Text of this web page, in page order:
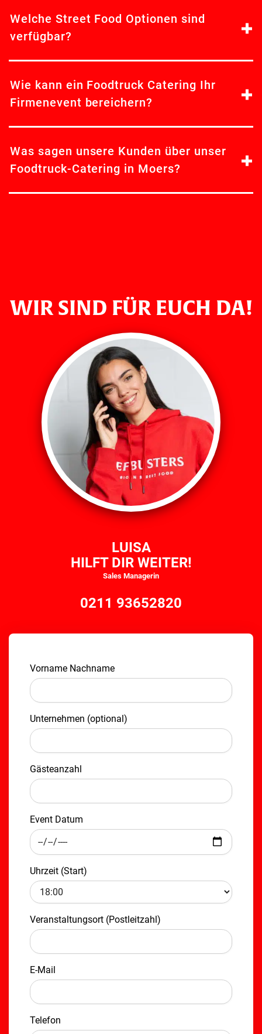
Welche Street Food Optionen sind
verfügbar?
Wie kann ein Foodtruck Catering Ihr
Firmenevent bereichern?
Was sagen unsere Kunden über unser
Foodtruck-Catering in Moers?
WIR SIND FÜR EUCH DA!
Vorname Nachname
Unternehmen (optional)
Gästeanzahl
Event Datum
Uhrzeit (Start)
Veranstaltungsort (Postleitzahl)
E-Mail
Telefon
LUISA
HILFT DIR WEITER!
Sales Managerin
0211 93652820